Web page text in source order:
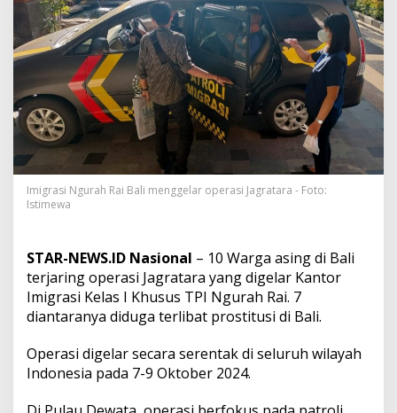
n
g
O
p
e
r
a
a
g
a
r
a
,
7
r
a
n
Imigrasi Ngurah Rai Bali menggelar operasi Jagratara - Foto:
Istimewa
STAR-NEWS.ID Nasional – 10 Warga asing di Bali
terjaring operasi Jagratara yang digelar Kantor
Imigrasi Kelas I Khusus TPI Ngurah Rai. 7
diantaranya diduga terlibat prostitusi di Bali.
Operasi digelar secara serentak di seluruh wilayah
Indonesia pada 7-9 Oktober 2024.